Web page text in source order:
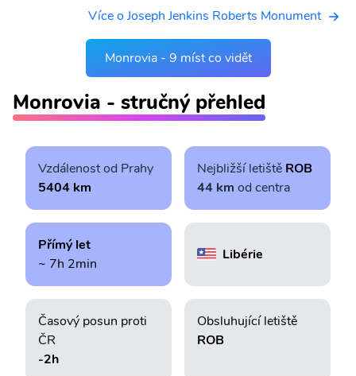
Více o Joseph Jenkins Roberts Monument
Monrovia - 9 míst co vidět
Monrovia - stručný přehled
Vzdálenost od Prahy
5404 km
Nejbližší letiště ROB
44 km od centra
Přímý let
~ 7h 2min
Libérie
Časový posun proti
ČR
-2h
Obsluhující letiště
ROB